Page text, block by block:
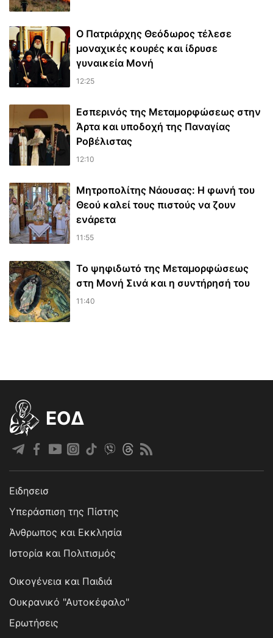
Ο Πατριάρχης Θεόδωρος τέλεσε
μοναχικές κουρές και ίδρυσε
γυναικεία Μονή
12:25
Εσπερινός της Μεταμορφώσεως στην
Άρτα και υποδοχή της Παναγίας
Ροβέλιστας
12:10
Μητροπολίτης Νάουσας: Η φωνή του
Θεού καλεί τους πιστούς να ζουν
ενάρετα
11:55
Το ψηφιδωτό της Μεταμορφώσεως
στη Μονή Σινά και η συντήρησή του
11:40
EOΔ
Ειδησεισ
Υπεράσπιση της Πίστης
Άνθρωπος και Εκκλησία
Ιστορία και Πολιτισμός
Οικογένεια και Παιδιά
Ουκρανικό "Αυτοκέφαλο"
Ερωτήσεις